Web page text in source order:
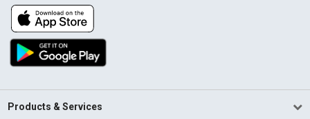
Products & Services